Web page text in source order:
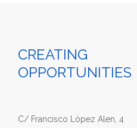
CREATING
OPPORTUNITIES
C/ Francisco López Alen, 4